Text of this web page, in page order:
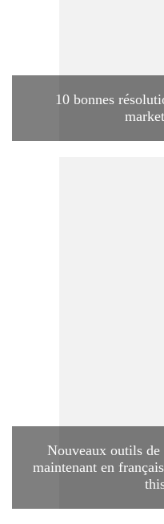
10 bonnes
Nouveaux outils
maintenant en